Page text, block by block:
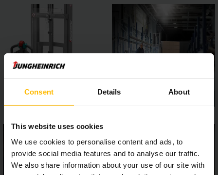
Consent Details About
This website uses cookies
We use cookies to personalise content and ads, to
provide social media features and to analyse our traffic.
We also share information about your use of our site with